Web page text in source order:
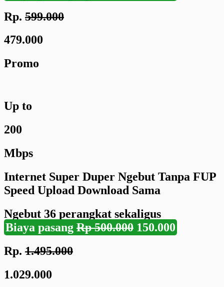
Rp. 599.000
479.000
Promo
Up to
200
Mbps
Internet Super Duper Ngebut Tanpa FUP
Speed Upload Download Sama
Ngebut 36 perangkat sekaligus
Biaya pasang Rp 500.000 150.000
Rp. 1.495.000
1.029.000